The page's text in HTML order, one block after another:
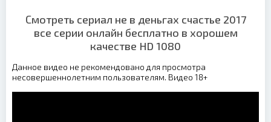
Смотреть сериал не в деньгах счастье 2017
все серии онлайн бесплатно в хорошем
качестве HD 1080
Данное видео не рекомендовано для просмотра
несовершеннолетним пользователям. Видео 18+